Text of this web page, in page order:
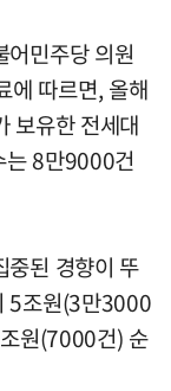
민주당 의원
에 따르면, 올해
보유한 전세대
는 8만9000건
중된 경향이 뚜
5조원(3만3000
원(7000건) 순